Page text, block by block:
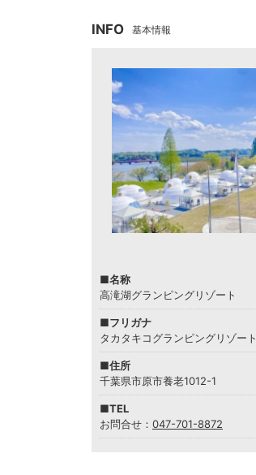
INFO 基本情報
■名称
高滝湖グランピングリゾート
■フリガナ
タカタキコグランピングリゾート
■住所
千葉県市原市養老1012-1
■TEL
お問合せ： 047-701-8872